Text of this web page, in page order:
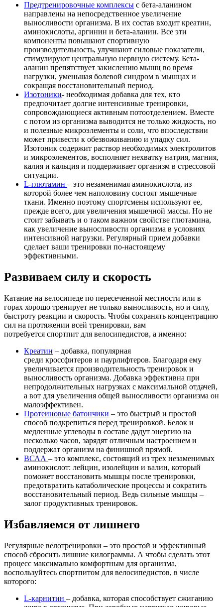
Предтренировочные комплексы с бета-аланином
направлены на непосредственное увеличение
выносливости организма. В их состав входит креатин,
аминокислоты, аргинин и бета-аланин. Все эти
компоненты повышают спортивную
производительность, улучшают силовые показатели,
стимулируют центральную нервную систему. Бета-
аланин препятствует закислению мышц во время
нагрузки, уменьшая болевой синдром в мышцах и
сокращая восстановительный период.
Изотоники- необходимая добавка для тех, кто
предпочитает долгие интенсивные тренировки,
сопровождающиеся активным потоотделением. Вместе
с потом из организма выводится не только жидкость, но
и полезные микроэлементы и соли, что впоследствии
может привести к обезвоживанию и упадку сил.
Изотоник содержит раствор необходимых электролитов
и микроэлементов, восполняет нехватку натрия, магния,
калия и кальция и поддерживает организм в стрессовой
ситуации.
L-глютамин – это незаменимая аминокислота, из
которой более чем наполовину состоят мышечные
ткани. Именно поэтому спортсмены используют ее,
прежде всего, для увеличения мышечной массы. Но не
стоит забывать и о таком важном свойстве глютамина,
как увеличение выносливости организма в условиях
интенсивной нагрузки. Регулярный прием добавки
сделает ваши тренировки по-настоящему
эффективными.
Развиваем силу и скорость
Катание на велосипеде по пересеченной местности или в
горах хорошо тренирует не только выносливость, но и силу,
быстроту реакции и скорость. Чтобы сохранять концентрацию
сил на протяжении всей тренировки, вам
потребуется спортпит для велосипедистов, а именно:
Креатин – добавка, популярная
среди кроссфитеров и паурлифтеров. Благодаря ему
увеличивается производительность тренировок и
выносливость организма. Добавка эффективна при
непродолжительных нагрузках с максимальной отдачей,
а вот для увеличения общей выносливости организма он
малоэффективен.
Протеиновые батончики – это быстрый и простой
способ подкрепиться перед тренировкой. Белок и
медленные углеводы в составе дадут энергию на
несколько часов, зарядят отличным настроением и
поддержат организм на финишной прямой.
ВСАА – это комплекс, состоящий из трех незаменимых
аминокислот: лейцин, изолейцин и валин, который
поможет восстановить мышцы после тренировки,
предотвратить катаболические процессы и сократить
восстановительный период. Ведь сильные мышцы –
залог продуктивных тренировок.
Избавляемся от лишнего
Регулярные велотренировки – это простой и эффективный
способ сбросить лишние килограммы. А чтобы сделать этот
процесс максимально комфортным для организма,
воспользуйтесь спортпитом для велосипедистов, в числе
которого:
L-карнитин – добавка, которая способствует сжиганию